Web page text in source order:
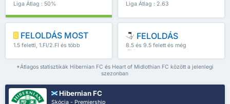
Liga Átlag : 50% Liga Átlag : 2.63
FELOLDÁS MOST
1.5 feletti, 1.FI/2.FI és több
FELOLDÁS
8.5 és 9.5 felett és még
több
*Átlagos statisztikák Hibernian FC és Heart of Midlothian FC között a jelenlegi
szezonban
Hibernian FC
Skócia - Premiership